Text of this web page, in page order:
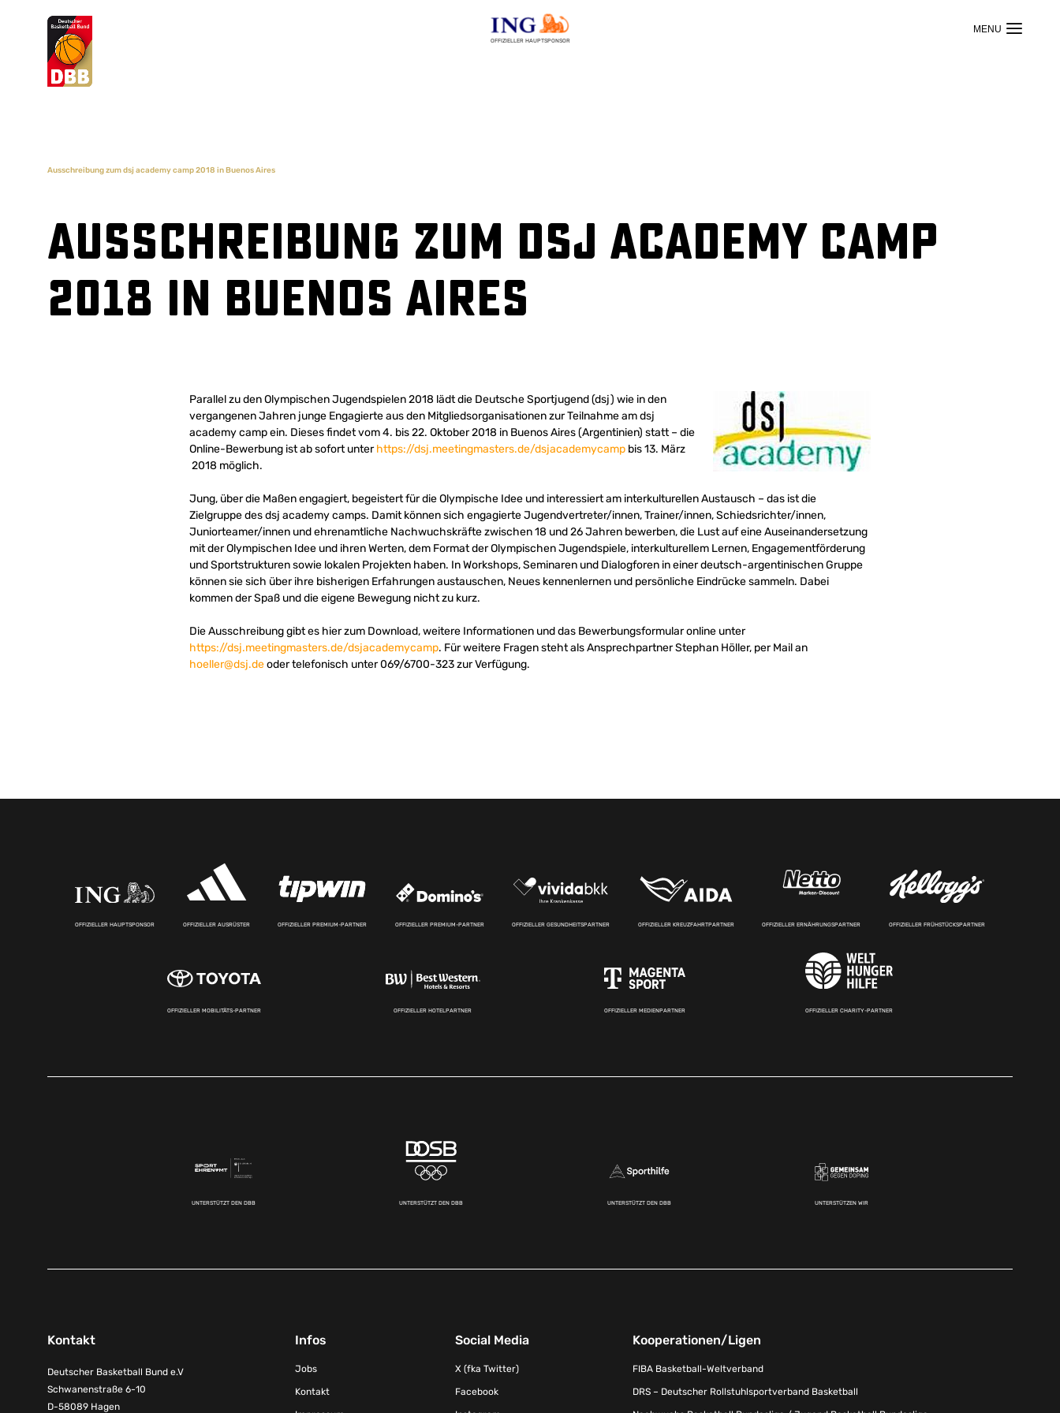
OFFIZIELLER HAUPTSPONSOR
Suchvorschläge
Ausschreibung zum dsj academy camp 2018 in Buenos Aires
Ausschreibung zum dsj academy camp
2018 in Buenos Aires
Parallel zu den Olympischen Jugendspielen 2018 lädt die Deutsche Sportjugend (dsj) wie in den
vergangenen Jahren junge Engagierte aus den Mitgliedsorganisationen zur Teilnahme am dsj
academy camp ein. Dieses findet vom 4. bis 22. Oktober 2018 in Buenos Aires (Argentinien) statt – die
Online-Bewerbung ist ab sofort unterhttps://dsj.meetingmasters.de/dsjacademycamp bis 13. März
2018 möglich.
Jung, über die Maßen engagiert, begeistert für die Olympische Idee und interessiert am interkulturellen Austausch – das ist die
Zielgruppe des dsj academy camps. Damit können sich engagierte Jugendvertreter/innen, Trainer/innen, Schiedsrichter/innen,
Juniorteamer/innen und ehrenamtliche Nachwuchskräfte zwischen 18 und 26 Jahren bewerben, die Lust auf eine Auseinandersetzung
mit der Olympischen Idee und ihren Werten, dem Format der Olympischen Jugendspiele, interkulturellem Lernen, Engagementförderung
und Sportstrukturen sowie lokalen Projekten haben. In Workshops, Seminaren und Dialogforen in einer deutsch-argentinischen Gruppe
können sie sich über ihre bisherigen Erfahrungen austauschen, Neues kennenlernen und persönliche Eindrücke sammeln. Dabei
kommen der Spaß und die eigene Bewegung nicht zu kurz.
Die Ausschreibung gibt es hier zum Download, weitere Informationen und das Bewerbungsformular online unter
https://dsj.meetingmasters.de/dsjacademycamp. Für weitere Fragen steht als Ansprechpartner Stephan Höller, per Mail an
hoeller@dsj.deoder telefonisch unter 069/6700-323 zur Verfügung.
OFFIZIELLER HAUPTSPONSOR OFFIZIELLER AUSRÜSTER OFFIZIELLER PREMIUM-PARTNER OFFIZIELLER PREMIUM-PARTNER OFFIZIELLER GESUNDHEITSPARTNER OFFIZIELLER KREUZFAHRTPARTNER OFFIZIELLER ERNÄHRUNGSPARTNER OFFIZIELLER FRÜHSTÜCKSPARTNER
OFFIZIELLER MOBILITÄTS-PARTNER OFFIZIELLER HOTELPARTNER OFFIZIELLER MEDIENPARTNER OFFIZIELLER CHARITY-PARTNER
UNTERSTÜTZT DEN DBB UNTERSTÜTZT DEN DBB UNTERSTÜTZT DEN DBB UNTERSTÜTZEN WIR
Kontakt
Deutscher Basketball Bund e.V
Schwanenstraße 6-10
D-58089 Hagen
Infos
Jobs
Kontakt
Social Media
X (fka Twitter)
Facebook
Kooperationen/Ligen
FIBA Basketball-Weltverband
DRS – Deutscher Rollstuhlsportverband Basketball